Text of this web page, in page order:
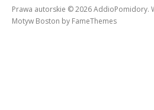
Prawa autorskie © 2026 AddioPomidory.
Motyw Boston by FameThemes